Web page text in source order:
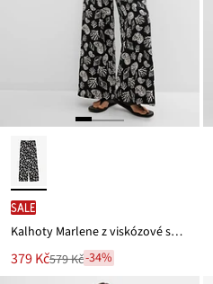
SALE
Kalhoty Marlene z viskózové směsi
Nová
cena
379 Kč
Zlevněno579 Kč-34%